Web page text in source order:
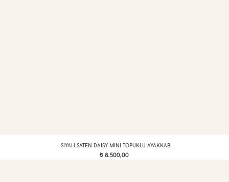
SIYAH SATEN DAISY MINI TOPUKLU AYAKKABI
t8.500,00